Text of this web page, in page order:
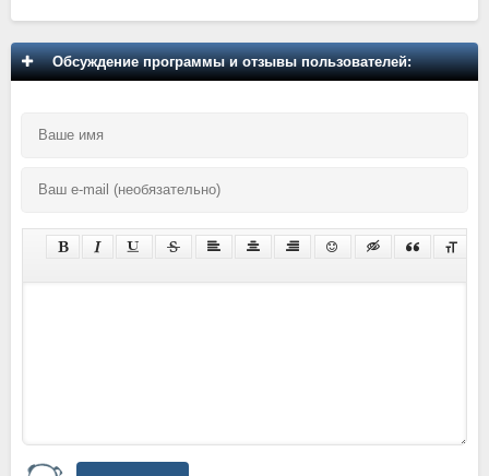
Обсуждение программы и отзывы пользователей: